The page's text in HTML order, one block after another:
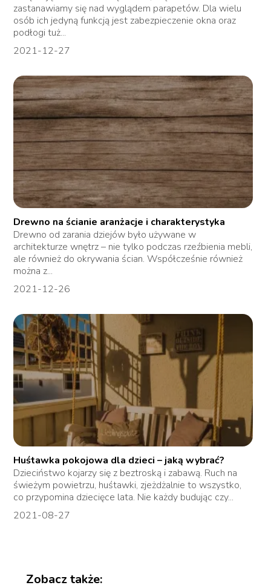
zastanawiamy się nad wyglądem parapetów. Dla wielu
osób ich jedyną funkcją jest zabezpieczenie okna oraz
podłogi tuż...
2021-12-27
Drewno na ścianie aranżacje i charakterystyka
Drewno od zarania dziejów było używane w
architekturze wnętrz – nie tylko podczas rzeźbienia mebli,
ale również do okrywania ścian. Współcześnie również
można z...
2021-12-26
Huśtawka pokojowa dla dzieci – jaką wybrać?
Dzieciństwo kojarzy się z beztroską i zabawą. Ruch na
świeżym powietrzu, huśtawki, zjeżdżalnie to wszystko,
co przypomina dziecięce lata. Nie każdy budując czy...
2021-08-27
Zobacz także: